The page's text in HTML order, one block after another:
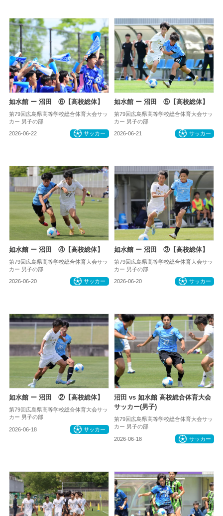
如水館 ー 沼田 ⑥【高校総体】
第79回広島県高等学校総合体育大会サッ
カー 男子の部
2026-06-22 サッカー
如水館 ー 沼田 ⑤【高校総体】
第79回広島県高等学校総合体育大会サッ
カー 男子の部
2026-06-21 サッカー
如水館 ー 沼田 ④【高校総体】
第79回広島県高等学校総合体育大会サッ
カー 男子の部
2026-06-20 サッカー
如水館 ー 沼田 ③【高校総体】
第79回広島県高等学校総合体育大会サッ
カー 男子の部
2026-06-20 サッカー
如水館 ー 沼田 ②【高校総体】
第79回広島県高等学校総合体育大会サッ
カー 男子の部
2026-06-18 サッカー
沼田 vs 如水館 高校総合体育大会
サッカー(男子)
第79回広島県高等学校総合体育大会サッ
カー 男子の部
2026-06-18 サッカー